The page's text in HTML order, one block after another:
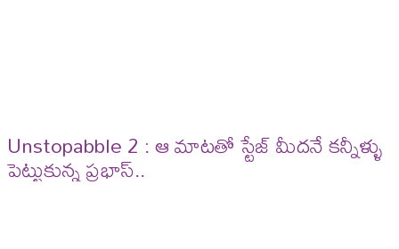
Unstopabble 2 : ఆ మాటతో స్టేజ్ మీదనే కన్నీళ్ళు
పెట్టుకున్న ప్రభాస్..